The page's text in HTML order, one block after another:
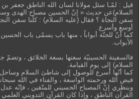
قيل : لمّـا سئل مولانا لسان الله الناطق جعفر
السلام)عن حديث « إنّ الحسين مصباح الهدى
سفن النجاة ؟ فقال (عليه السلام) : كلّنا سفن
أوسع وأسرع.
كما أنّ للجنّة أبواباً ، منها باب يسمّى باب
الأبواب.
فالسفينة الحسينيّة سعتها بسعة الخلائق ، وتضمّ
السلام) إلى يوم القيامة.
كما أنّها أسرع للوصول إلى شاطئ السلام وساحل
فيض الله ورحمته الواسعة ، والفناء في الله
وبنظري إنّ المصباح الحسيني للمتّقين ، فإنّه
القرآن الناطق ، وإذا كان القرآن التدويني